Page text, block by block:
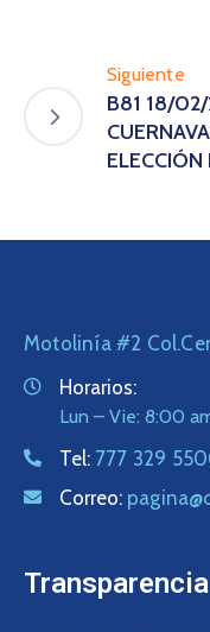
Siguiente
B81 18/02/
Motolinía #2
Horarios:
Lun – Vie: 8:00
Tel: 777 329
Correo:
Transparencia